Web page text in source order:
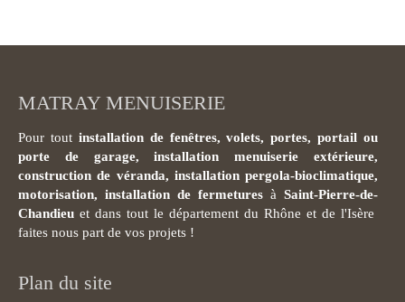
MATRAY MENUISERIE
Pour tout installation de fenêtres, volets, portes, portail ou
porte de garage, installation menuiserie extérieure,
construction de véranda, installation pergola-bioclimatique,
motorisation, installation de fermetures à Saint-Pierre-de-
Chandieu et dans tout le département du Rhône et de l'Isère
faites nous part de vos projets !
Plan du site